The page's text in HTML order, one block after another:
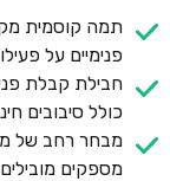
תמה קוסמית
פנימיים על
חבילת קבלת
כולל סיבובים
מבחר רחב של
מספקים